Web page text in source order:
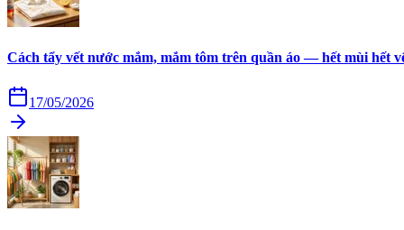
Cách tẩy vết nước mắm, mắm tôm trên quần áo — hết mùi hết
17/05/2026